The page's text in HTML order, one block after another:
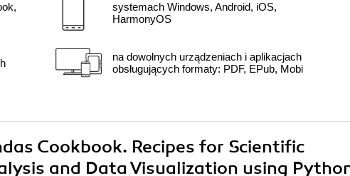
systemach Windows, Android, iOS,
HarmonyOS
na dowolnych urządzeniach i aplikacjach
obsługujących formaty: PDF, EPub, Mobi
Cookbook. Recipes for Scientific
and Data Visualization using